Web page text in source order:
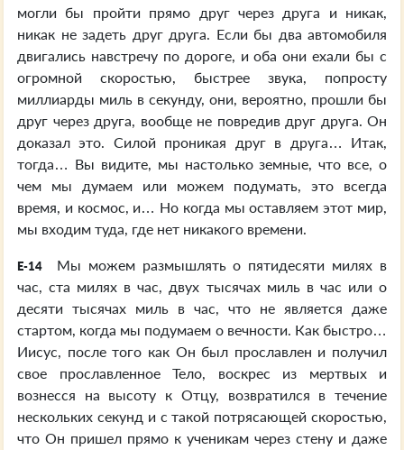
могли бы пройти прямо друг через друга и никак,
никак не задеть друг друга. Если бы два автомобиля
двигались навстречу по дороге, и оба они ехали бы с
огромной скоростью, быстрее звука, попросту
миллиарды миль в секунду, они, вероятно, прошли бы
друг через друга, вообще не повредив друг друга. Он
доказал это. Силой проникая друг в друга… Итак,
тогда… Вы видите, мы настолько земные, что все, о
чем мы думаем или можем подумать, это всегда
время, и космос, и… Но когда мы оставляем этот мир,
мы входим туда, где нет никакого времени.
E-14
Мы можем размышлять о пятидесяти милях в
час, ста милях в час, двух тысячах миль в час или о
десяти тысячах миль в час, что не является даже
стартом, когда мы подумаем о вечности. Как быстро…
Иисус, после того как Он был прославлен и получил
свое прославленное Тело, воскрес из мертвых и
вознесся на высоту к Отцу, возвратился в течение
нескольких секунд и с такой потрясающей скоростью,
что Он пришел прямо к ученикам через стену и даже